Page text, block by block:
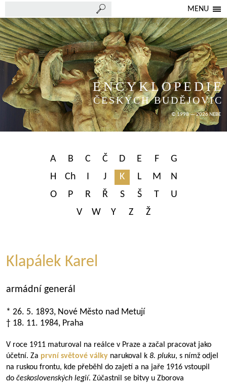
MENU
ENCYKLOPEDIE
ČESKÝCH BUDĚJOVIC
© 1998 — 2026 NEBE
A B C Č D E F
G
H
Ch I J K L M
N
O
P R Ř S Š T
U
V
W Y Z Ž
Klapálek Karel
armádní generál
* 26. 5. 1893, Nové Město nad Metují
† 18. 11. 1984, Praha
V roce 1911 maturoval na reálce v Praze a začal pracovat jako
účetní. Za první světové války narukoval k 8. pluku, s nímž odjel
na ruskou frontu, kde přeběhl do zajetí a na jaře 1916 vstoupil
do československých legií. Zúčastnil se bitvy u Zborova